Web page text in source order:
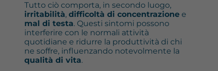
Tutto ciò comporta, in secondo luogo,
irritabilità, difficoltà di concentrazione e
mal di testa. Questi sintomi possono
interferire con le normali attività
quotidiane e ridurre la produttività di chi
ne soffre, influenzando notevolmente la
qualità di vita.